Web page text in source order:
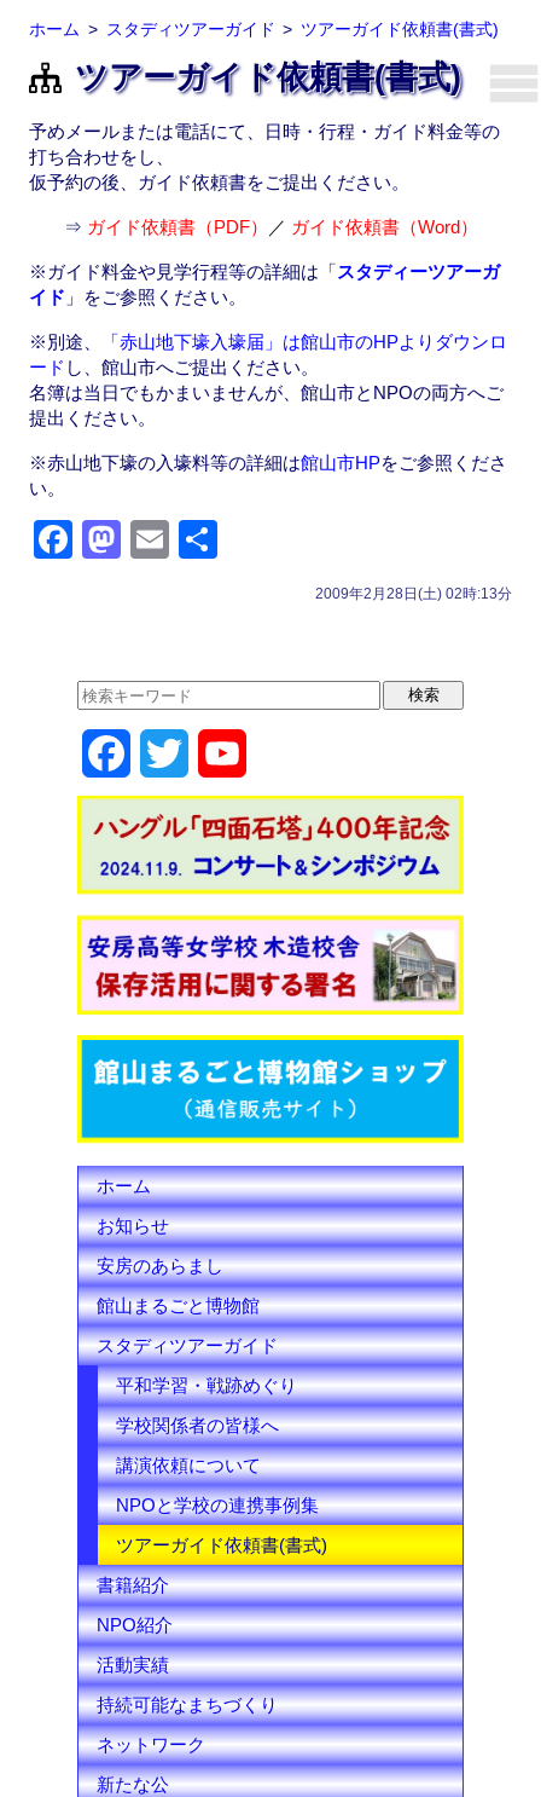
ホーム スタディツアーガイド ツアーガイド依頼書(書式)
ツアーガイド依頼書(書式)
予めメールまたは電話にて、日時・行程・ガイド料金等の
打ち合わせをし、
仮予約の後、ガイド依頼書をご提出ください。
⇒ ガイド依頼書（PDF） ／ ガイド依頼書（Word）
※ガイド料金や見学行程等の詳細は「スタディーツアーガ
イド 」をご参照ください。
※別途、
「赤山地下壕入壕届」は館山市のHPよりダウンロ
ード し、館山市へご提出ください。
名簿は当日でもかまいませんが、館山市とNPOの両方へご
提出ください。
※赤山地下壕の入壕料等の詳細は館山市HPをご参照くださ
い。
F
b
o
o
k
M
d
o
n
E
2009年2月28日(土) 02時:13分
a
e
b
o
o
w
t
t
e
r
o
T
u
b
e
C
h
a
n
n
e
l
ホーム
お知らせ
安房のあらまし
館山まるごと博物館
スタディツアーガイド
平和学習・戦跡めぐり
学校関係者の皆様へ
講演依頼について
NPOと学校の連携事例集
ツアーガイド依頼書(書式)
書籍紹介
NPO紹介
活動実績
持続可能なまちづくり
ネットワーク
新たな公